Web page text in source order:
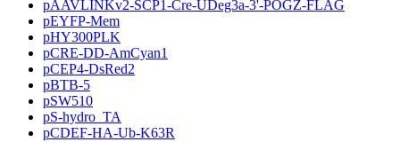
pAAVLINKv2-SCP1-Cre-UDeg3a-3'-POGZ-FLAG
pEYFP-Mem
pHY300PLK
pCRE-DD-AmCyan1
pCEP4-DsRed2
pBTB-5
pSW510
pS-hydro_TA
pCDEF-HA-Ub-K63R